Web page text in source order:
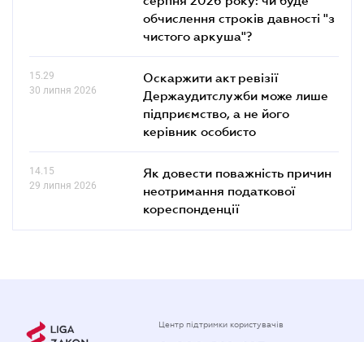
обчислення строків давності "з
чистого аркуша"?
15.29
30 липня 2026
Оскаржити акт ревізії
Держаудитслужби може лише
підприємство, а не його
керівник особисто
14.15
29 липня 2026
Як довести поважність причин
неотримання податкової
кореспонденції
Центр підтримки користувачів